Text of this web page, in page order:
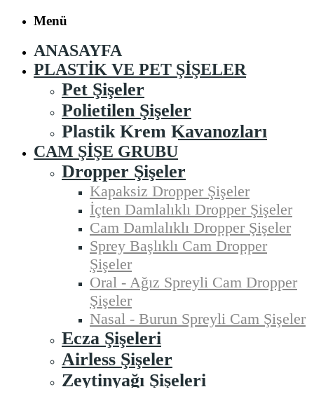
Menü
ANASAYFA
PLASTIK VE PET ŞIŞELER
Pet Şişeler
Polietilen Şişeler
Plastik Krem Kavanozları
CAM ŞIŞE GRUBU
Dropper Şişeler
Kapaksiz Dropper Şişeler
İçten Damlalıklı Dropper Şişeler
Cam Damlalıklı Dropper Şişeler
Sprey Başlıklı Cam Dropper
Şişeler
Oral - Ağız Spreyli Cam Dropper
Şişeler
Nasal - Burun Spreyli Cam Şişeler
Ecza Şişeleri
Airless Şişeler
Zeytinyağı Şişeleri